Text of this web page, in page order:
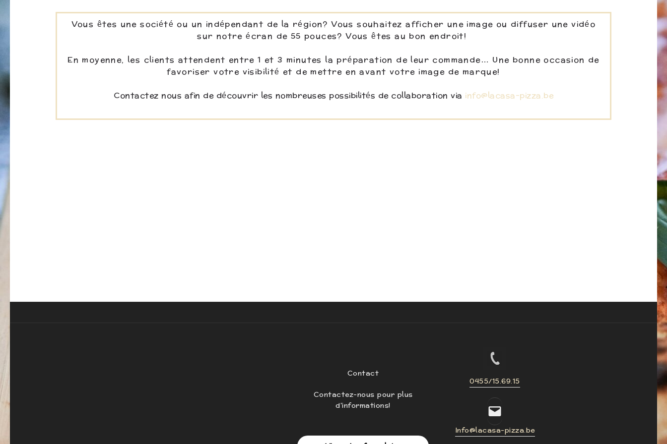
Vous êtes une société ou un indépendant de la région? Vous souhaitez afficher une image ou diffuser une vidéo
sur notre écran de 55 pouces? Vous êtes au bon endroit!
En moyenne, les clients attendent entre 1 et 3 minutes la préparation de leur commande… Une bonne occasion de
favoriser votre visibilité et de mettre en avant votre image de marque!
Contactez nous afin de découvrir les nombreuses possibilités de collaboration via info@lacasa-pizza.be
Contact
Contactez-nous pour plus
d'informations!
0455/15.69.15
Info@lacasa-pizza.be